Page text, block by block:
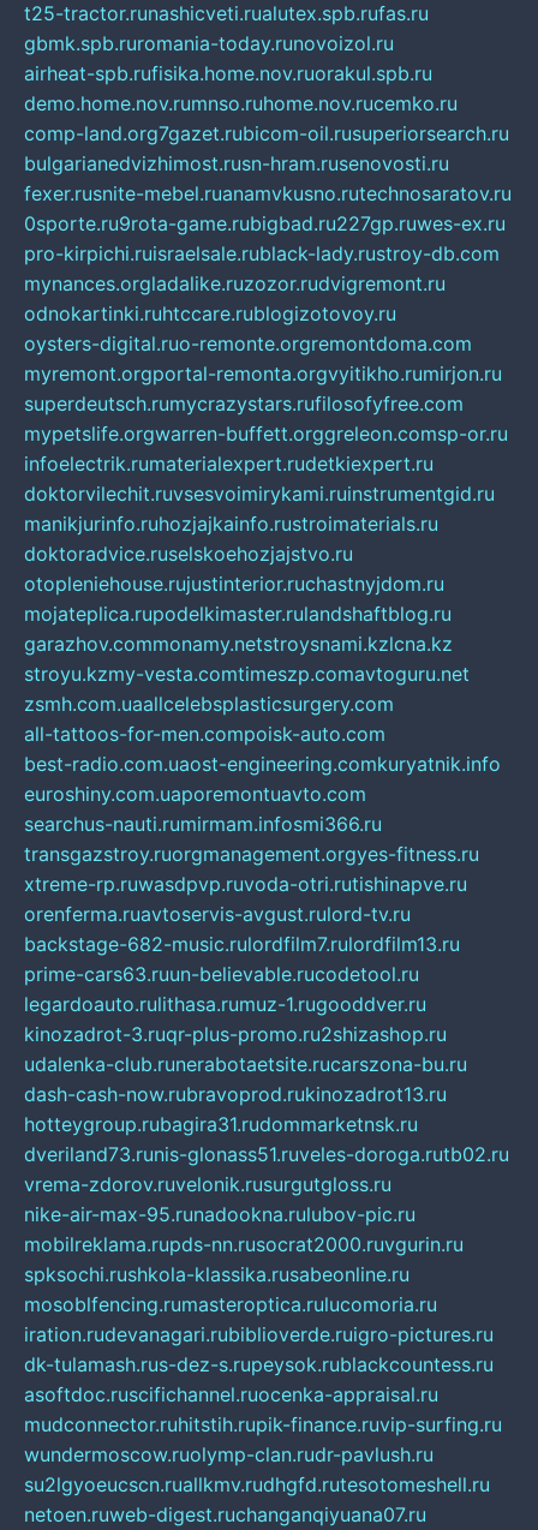
t25-tractor.runashicveti.rualutex.spb.rufas.ru
gbmk.spb.ruromania-today.runovoizol.ru
airheat-spb.rufisika.home.nov.ruorakul.spb.ru
demo.home.nov.rumnso.ruhome.nov.rucemko.ru
comp-land.org7gazet.rubicom-oil.rusuperiorsearch.ru
bulgarianedvizhimost.rusn-hram.rusenovosti.ru
fexer.rusnite-mebel.ruanamvkusno.rutechnosaratov.ru
0sporte.ru9rota-game.rubigbad.ru227gp.ruwes-ex.ru
pro-kirpichi.ruisraelsale.rublack-lady.rustroy-db.com
mynances.orgladalike.ruzozor.rudvigremont.ru
odnokartinki.ruhtccare.rublogizotovoy.ru
oysters-digital.ruo-remonte.orgremontdoma.com
myremont.orgportal-remonta.orgvyitikho.rumirjon.ru
superdeutsch.rumycrazystars.rufilosofyfree.com
mypetslife.orgwarren-buffett.orggreleon.comsp-or.ru
infoelectrik.rumaterialexpert.rudetkiexpert.ru
doktorvilechit.ruvsesvoimirykami.ruinstrumentgid.ru
manikjurinfo.ruhozjajkainfo.rustroimaterials.ru
doktoradvice.ruselskoehozjajstvo.ru
otopleniehouse.rujustinterior.ruchastnyjdom.ru
mojateplica.rupodelkimaster.rulandshaftblog.ru
garazhov.commonamy.netstroysnami.kzlcna.kz
stroyu.kzmy-vesta.comtimeszp.comavtoguru.net
zsmh.com.uaallcelebsplasticsurgery.com
all-tattoos-for-men.compoisk-auto.com
best-radio.com.uaost-engineering.comkuryatnik.info
euroshiny.com.uaporemontuavto.com
searchus-nauti.rumirmam.infosmi366.ru
transgazstroy.ruorgmanagement.orgyes-fitness.ru
xtreme-rp.ruwasdpvp.ruvoda-otri.rutishinapve.ru
orenferma.ruavtoservis-avgust.rulord-tv.ru
backstage-682-music.rulordfilm7.rulordfilm13.ru
prime-cars63.ruun-believable.rucodetool.ru
legardoauto.rulithasa.rumuz-1.rugooddver.ru
kinozadrot-3.ruqr-plus-promo.ru2shizashop.ru
udalenka-club.runerabotaetsite.rucarszona-bu.ru
dash-cash-now.rubravoprod.rukinozadrot13.ru
hotteygroup.rubagira31.rudommarketnsk.ru
dveriland73.runis-glonass51.ruveles-doroga.rutb02.ru
vrema-zdorov.ruvelonik.rusurgutgloss.ru
nike-air-max-95.runadookna.rulubov-pic.ru
mobilreklama.rupds-nn.rusocrat2000.ruvgurin.ru
spksochi.rushkola-klassika.rusabeonline.ru
mosoblfencing.rumasteroptica.rulucomoria.ru
iration.rudevanagari.rubiblioverde.ruigro-pictures.ru
dk-tulamash.rus-dez-s.rupeysok.rublackcountess.ru
asoftdoc.ruscifichannel.ruocenka-appraisal.ru
mudconnector.ruhitstih.rupik-finance.ruvip-surfing.ru
wundermoscow.ruolymp-clan.rudr-pavlush.ru
su2lgyoeucscn.ruallkmv.rudhgfd.rutesotomeshell.ru
netoen.ruweb-digest.ruchanganqiyuana07.ru